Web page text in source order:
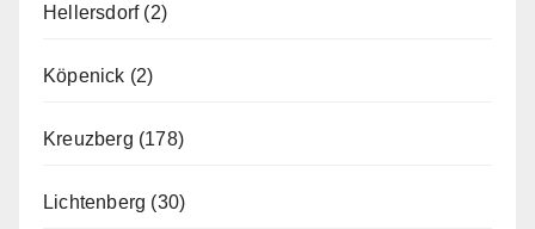
Hellersdorf(2)
Köpenick (2)
Kreuzberg (178)
Lichtenberg (30)